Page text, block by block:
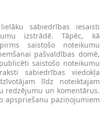
sabiedrības iesaisti
izstrādē. Tāpēc, kā
saistošo noteikumu
pašvaldības domē,
saistošo noteikumu
sabiedrības viedokļa
līdz noteiktajam
redzējumu un komentārus.
apspriešanu paziņojumiem